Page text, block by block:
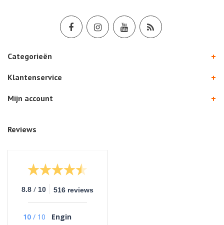
Categorieën
Klantenservice
Mijn account
Reviews
8.8 / 10 516 reviews
10 / 10
Engin